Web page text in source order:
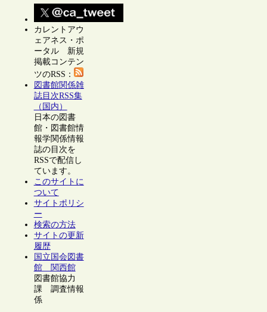
カレントアウ
ェアネス・ポ
ータル 新規
掲載コンテン
ツのRSS：
図書館関係雑
誌目次RSS集
（国内）
日本の図書
館・図書館情
報学関係情報
誌の目次を
RSSで配信し
ています。
このサイトに
ついて
サイトポリシ
ー
検索の方法
サイトの更新
履歴
国立国会図書
館 関西館
図書館協力
課 調査情報
係